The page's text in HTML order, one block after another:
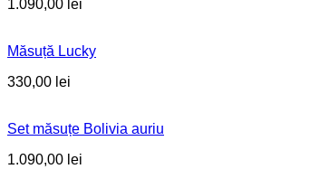
1.090,00 lei
Măsuță Lucky
330,00 lei
Set măsuțe Bolivia auriu
1.090,00 lei